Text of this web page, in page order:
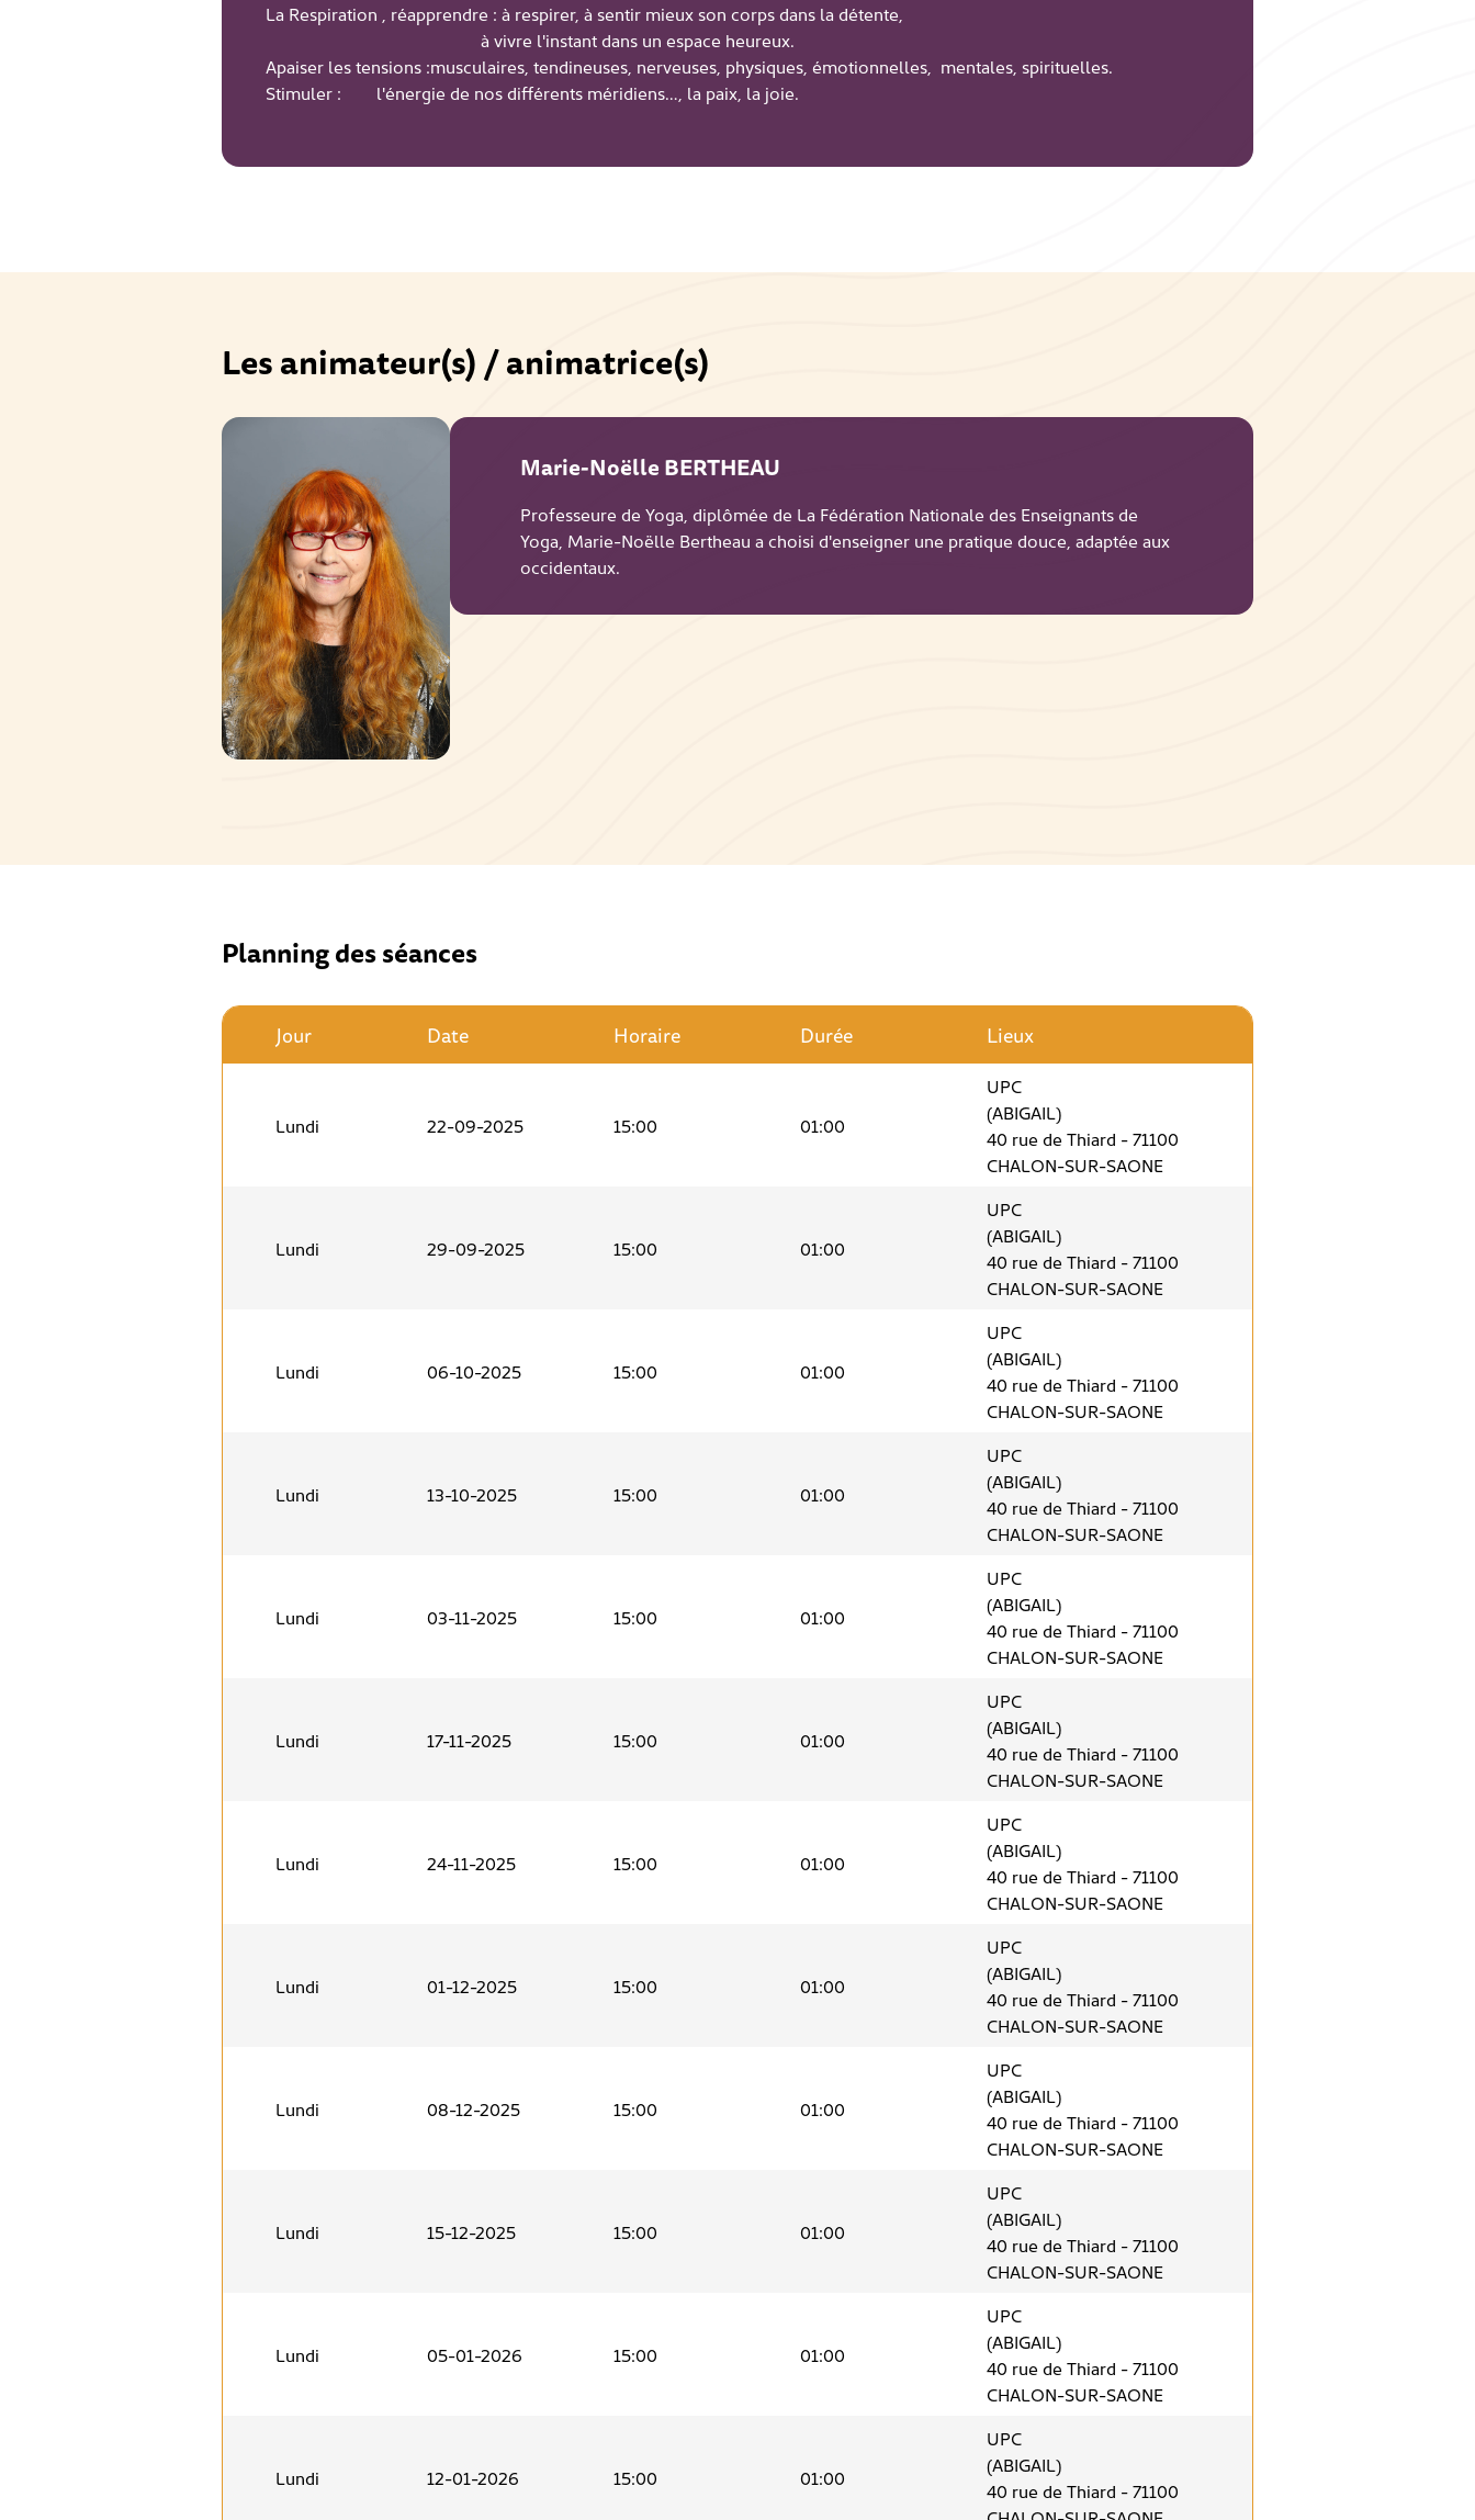
La Respiration , réapprendre : à respirer, à sentir mieux son corps dans la détente,
à vivre l'instant dans un espace heureux.
Apaiser les tensions :musculaires, tendineuses, nerveuses, physiques, émotionnelles, mentales, spirituelles.
Stimuler : l'énergie de nos différents méridiens…, la paix, la joie.
Les animateur(s) / animatrice(s)
Marie-Noëlle BERTHEAU
Professeure de Yoga, diplômée de La Fédération Nationale des Enseignants de
Yoga, Marie-Noëlle Bertheau a choisi d'enseigner une pratique douce, adaptée aux
occidentaux.
Planning des séances
Jour Date Horaire Durée Lieux
Lundi 22-09-2025 15:00 01:00
UPC
(ABIGAIL)
40 rue de Thiard - 71100
CHALON-SUR-SAONE
Lundi 29-09-2025 15:00 01:00
UPC
(ABIGAIL)
40 rue de Thiard - 71100
CHALON-SUR-SAONE
Lundi 06-10-2025 15:00 01:00
UPC
(ABIGAIL)
40 rue de Thiard - 71100
CHALON-SUR-SAONE
Lundi 13-10-2025 15:00 01:00
UPC
(ABIGAIL)
40 rue de Thiard - 71100
CHALON-SUR-SAONE
Lundi 03-11-2025 15:00 01:00
UPC
(ABIGAIL)
40 rue de Thiard - 71100
CHALON-SUR-SAONE
Lundi 17-11-2025 15:00 01:00
UPC
(ABIGAIL)
40 rue de Thiard - 71100
CHALON-SUR-SAONE
Lundi 24-11-2025 15:00 01:00
UPC
(ABIGAIL)
40 rue de Thiard - 71100
CHALON-SUR-SAONE
Lundi 01-12-2025 15:00 01:00
UPC
(ABIGAIL)
40 rue de Thiard - 71100
CHALON-SUR-SAONE
Lundi 08-12-2025 15:00 01:00
UPC
(ABIGAIL)
40 rue de Thiard - 71100
CHALON-SUR-SAONE
Lundi 15-12-2025 15:00 01:00
UPC
(ABIGAIL)
40 rue de Thiard - 71100
CHALON-SUR-SAONE
Lundi 05-01-2026 15:00 01:00
UPC
(ABIGAIL)
40 rue de Thiard - 71100
CHALON-SUR-SAONE
Lundi 12-01-2026 15:00 01:00
UPC
(ABIGAIL)
40 rue de Thiard - 71100